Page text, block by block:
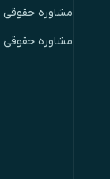
مشاوره حقوقی
مشاوره حقوقی